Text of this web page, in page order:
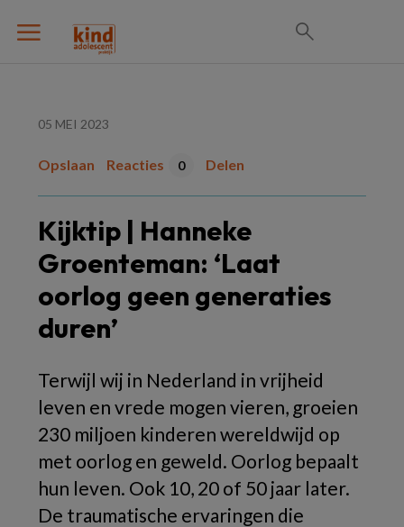
05 MEI 2023
Opslaan Reacties 0 Delen
Kijktip | Hanneke
Groenteman: ‘Laat
oorlog geen generaties
duren’
Terwijl wij in Nederland in vrijheid
leven en vrede mogen vieren, groeien
230 miljoen kinderen wereldwijd op
met oorlog en geweld. Oorlog bepaalt
hun leven. Ook 10, 20 of 50 jaar later.
De traumatische ervaringen die